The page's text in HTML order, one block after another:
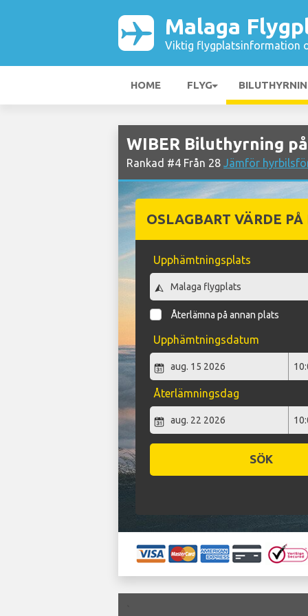
Malaga
Viktig flygplatsinformation
HOME FLYG
WIBER Biluthyrning
Rankad #4 Från 28 Jämför
OSLAGBART VÄRDE
Upphämtningsplats
Återlämna på annan plats
Upphämtningsdatum
Återlämningsdag
SÖK